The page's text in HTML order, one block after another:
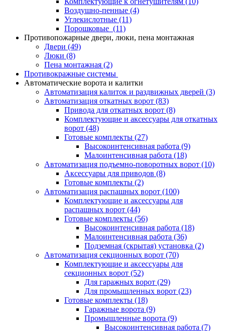
Воздушно-пенные (4)
Углекислотные (11)
Порошковые (11)
Противопожарные двери, люки, пена монтажная
Двери (49)
Люки (8)
Пена монтажная (2)
Противокражные системы
Автоматические ворота и калитки
Автоматизация калиток и раздвижных дверей (3)
Автоматизация откатных ворот (83)
Привода для откатных ворот (8)
Комплектующие и аксессуары для откатных
ворот (48)
Готовые комплекты (27)
Высокоинтенсивная работа (9)
Малоинтенсивная работа (18)
Автоматизация подъемно-поворотных ворот (10)
Аксессуары для приводов (8)
Готовые комплекты (2)
Автоматизация распашных ворот (100)
Комплектующие и аксессуары для
распашных ворот (44)
Готовые комплекты (56)
Высокоинтенсивная работа (18)
Малоинтенсивная работа (36)
Подземная (скрытая) установка (2)
Автоматизация секционных ворот (70)
Комплектующие и аксессуары для
секционных ворот (52)
Для гаражных ворот (29)
Для промышленных ворот (23)
Готовые комплекты (18)
Гаражные ворота (9)
Промышленные ворота (9)
Высокоинтенсивная работа (7)